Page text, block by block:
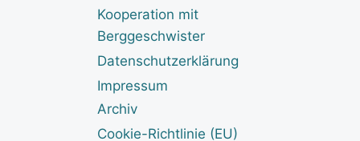
Kooperation mit
Berggeschwister
Datenschutzerklärung
Impressum
Archiv
Cookie-Richtlinie (EU)